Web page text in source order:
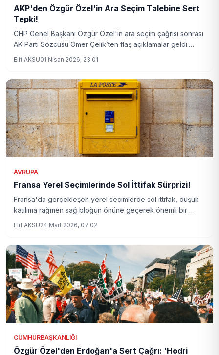
AKP'den Özgür Özel'in Ara Seçim Talebine Sert
Tepki!
CHP Genel Başkanı Özgür Özel'in ara seçim çağrısı sonrası
AK Parti Sözcüsü Ömer Çelik’ten flaş açıklamalar geldi.
Elif AKSU01 Nisan 2026, 23:01
AVRUPA
Fransa Yerel Seçimlerinde Sol İttifak Sürprizi!
Fransa'da gerçekleşen yerel seçimlerde sol ittifak, düşük
katılıma rağmen sağ bloğun önüne geçerek önemli bir
Elif AKSU24 Mart 2026, 07:02
CUMHURBAŞKANLIĞI
Özgür Özel'den Erdoğan'a Sert Çağrı: 'Hodri